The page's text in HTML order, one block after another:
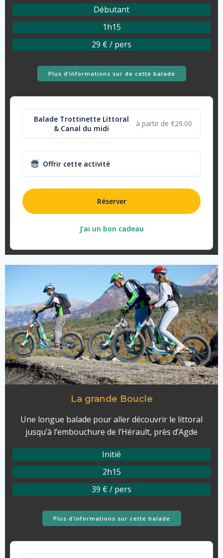
Débutant
1h15
29 € / pers
Plus d’informations sur de cette balade
Balade Trottinette Littoral
& Canal du midi
à partir de €29.00
Offrir cette activité
Réserver
J’ai un bon cadeau
La grande Boucle
Une longue balade pour aller découvrir le littoral
jusqu’à l’embouchure de l’Hérault, près d’Agde
Initié
2h15
39 € / pers
Plus d’informations sur cette balade